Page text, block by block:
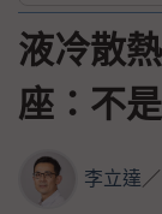
液冷散
座：不
李立達／